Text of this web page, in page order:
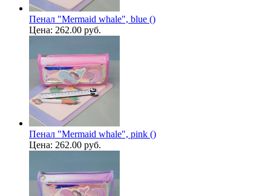
Пенал "Mermaid whale", blue ()
Цена: 262.00 руб.
Пенал "Mermaid whale", pink ()
Цена: 262.00 руб.